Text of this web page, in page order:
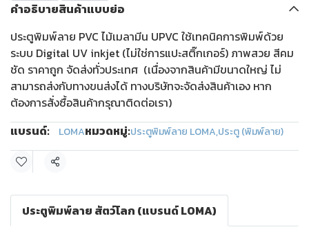
คำอธิบายสินค้าแบบย่อ
ประตูพิมพ์ลาย PVC ไม้เมลามีน UPVC ใช้เทคนิคการพิมพ์ด้วย
ระบบ Digital UV inkjet (ไม่ใช่การแปะสติ๊กเกอร์) ภาพสวย สีคม
ชัด ราคาถูก จัดส่งทั่วประเทศ (เนื่องจากสินค้ามีขนาดใหญ่ ไม่
สามารถส่งกับทางขนส่งได้ ทางบริษัทจะจัดส่งสินค้าเอง หาก
ต้องการสั่งซื้อสินค้ากรุณาติดต่อเรา)
แบรนด์:
LOMAหมวดหมู่:ประตูพิมพ์ลาย LOMA,ประตู (พิมพ์ลาย)
แชร์
ประตูพิมพ์ลาย สัตว์โลก (แบรนด์ LOMA)